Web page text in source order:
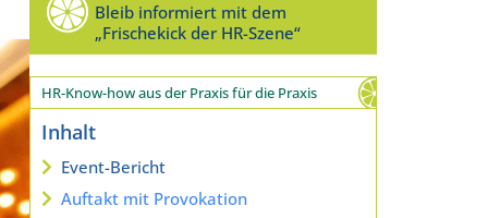
Bleib informiert mit dem
„Frischekick der HR-Szene“
HR-Know-how aus der Praxis für die Praxis
Inhalt
Event-Bericht
Auftakt mit Provokation